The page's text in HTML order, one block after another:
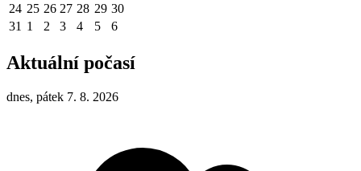
24 25 26 27 28 29 30
31 1 2 3 4 5 6
Aktuální počasí
dnes, pátek 7. 8. 2026